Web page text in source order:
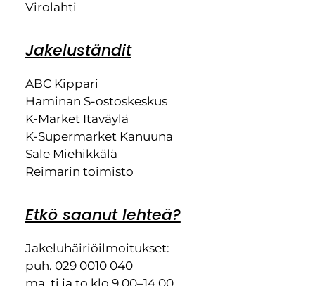
Virolahti
Jakeluständit
ABC Kippari
Haminan S-ostoskeskus
K-Market Itäväylä
K-Supermarket Kanuuna
Sale Miehikkälä
Reimarin toimisto
Etkö saanut lehteä?
Jakeluhäiriöilmoitukset:
puh. 029 0010 040